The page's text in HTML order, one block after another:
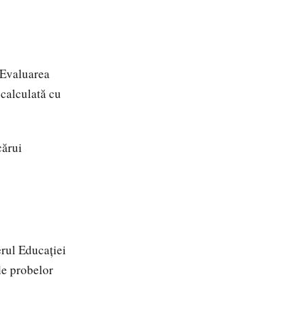
cu
Educației
probelor